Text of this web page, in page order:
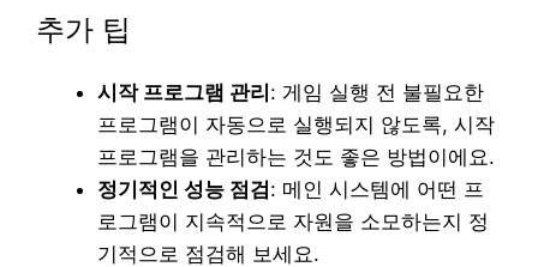
추가 팁
시작 프로그램 관리: 게임 실행 전 불필요한
프로그램이 자동으로 실행되지 않도록, 시작
프로그램을 관리하는 것도 좋은 방법이에요.
정기적인 성능 점검: 메인 시스템에 어떤 프
로그램이 지속적으로 자원을 소모하는지 정
기적으로 점검해 보세요.